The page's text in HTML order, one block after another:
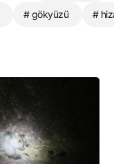
# gökyüzü #